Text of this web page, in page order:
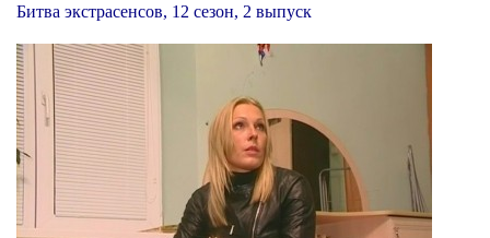
Битва экстрасенсов, 12 сезон, 2 выпуск